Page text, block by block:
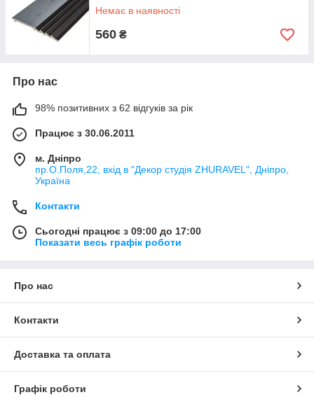
Немає в наявності
560 ₴
Про нас
98% позитивних з 62 відгуків за рік
Працює з 30.06.2011
м. Дніпро
пр.О.Поля,22, вхід в "Декор студія ZHURAVEL", Дніпро,
Україна
Контакти
Сьогодні працює з 09:00 до 17:00
Показати весь графік роботи
Про нас
Контакти
Доставка та оплата
Графік роботи